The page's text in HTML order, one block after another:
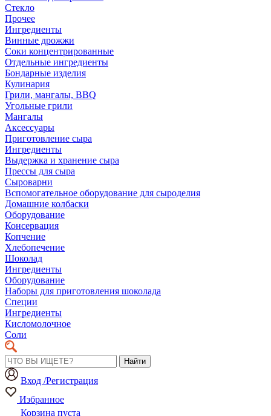
Стекло
Прочее
Ингредиенты
Винные дрожжи
Соки концентрированные
Отдельные ингредиенты
Бондарные изделия
Кулинария
Грили, мангалы, BBQ
Угольные грили
Мангалы
Аксессуары
Приготовление сыра
Ингредиенты
Выдержка и хранение сыра
Прессы для сыра
Сыроварни
Вспомогательное оборудование для сыроделия
Домашние колбаски
Оборудование
Консервация
Копчение
Хлебопечение
Шоколад
Ингредиенты
Оборудование
Наборы для приготовления шоколада
Специи
Ингредиенты
Кисломолочное
Соли
Найти
Вход /Регистрация
Избранное
Корзина пуста